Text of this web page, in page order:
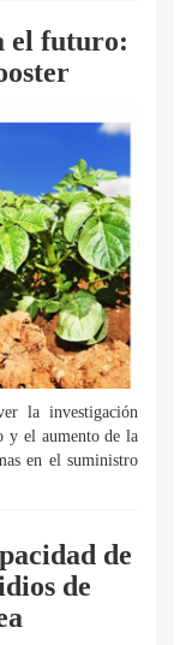
el futuro:
la investigación
y el aumento de la
en el suministro
de
de